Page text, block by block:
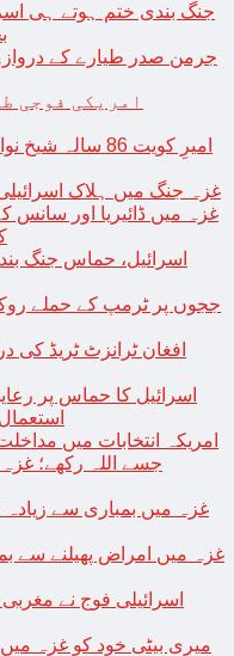
جنگ بندی ختم ہوتے ہی
جرمن صدر طیارے کے
امریکی فوجی
امیرِ کویت 86
غزہ جنگ میں ہلاک اسرائیلی
غزہ میں ڈائیریا اور سانس
اسرائیل، حماس جنگ
اسرائیل کا حماس پر
امریکہ انتخابات میں
غزہ میں بمباری سے
غزہ میں امراض پھیلنے سے
اسرائیلی فوج نے
میری بیٹی خود کو غزہ